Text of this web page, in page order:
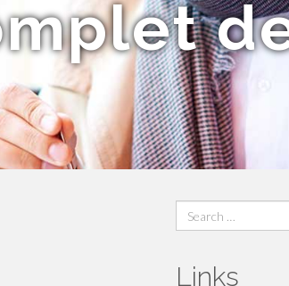
Search
for:
Links